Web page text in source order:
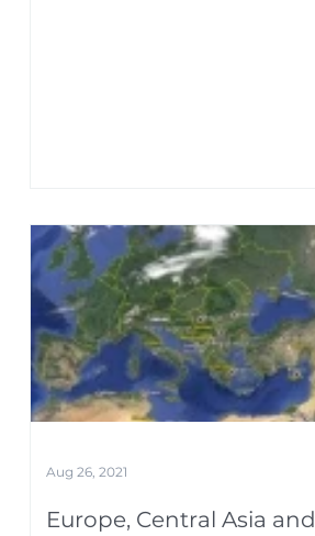
Europe, Central Asia and
Aug 26, 2021